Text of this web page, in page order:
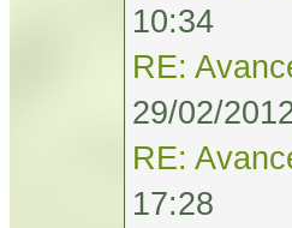
10:34
RE:
29/02/
RE:
17:28